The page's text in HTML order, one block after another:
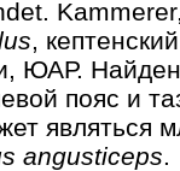
,
ЮАР.
пояс и
являться
angusticeps.